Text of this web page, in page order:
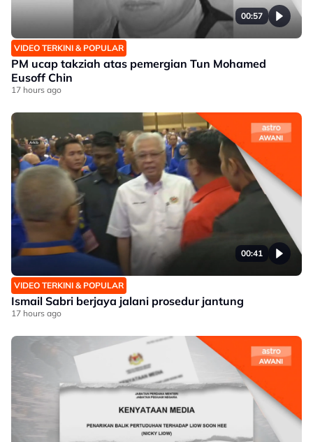
00:57
VIDEO TERKINI & POPULAR
PM ucap takziah atas pemergian Tun Mohamed
Eusoff Chin
17 hours ago
00:41
VIDEO TERKINI & POPULAR
Ismail Sabri berjaya jalani prosedur jantung
17 hours ago